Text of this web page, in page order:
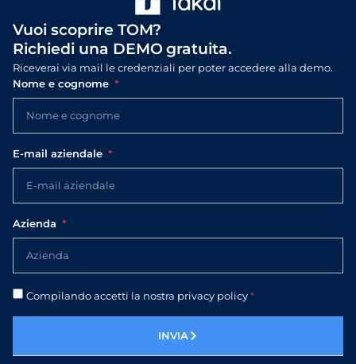
Vuoi scoprire TOM?
Richiedi una DEMO gratuita.
Riceverai via mail le credenziali per poter accedere alla demo.
Nome e cognome
E-mail aziendale
Azienda
Compilando accetti la nostra privacy policy*
INVIA